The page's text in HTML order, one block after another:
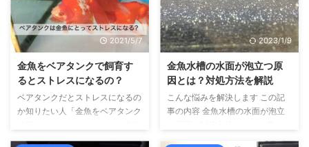
2021/5/7
金魚をベアタンクで飼育す
るとストレスになるの？
ベアタンクだとストレスになるの
か知りたい人「金魚をベアタンク
2023/1/9
金魚水槽の水面が泡立つ原
因とは？対処方法を解説
こんな悩みを解決します この記
事の内容 金魚水槽の水面が泡立